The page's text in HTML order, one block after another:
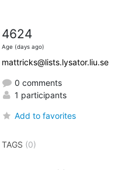
4624
Age (days ago)
mattricks@lists.lysator.liu.se
0 comments
1 participants
Add to favorites
TAGS (0)